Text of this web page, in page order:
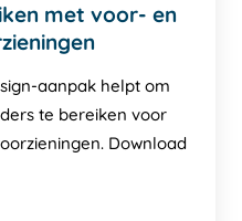
met voor- en
aanpak helpt om
te bereiken voor
Download